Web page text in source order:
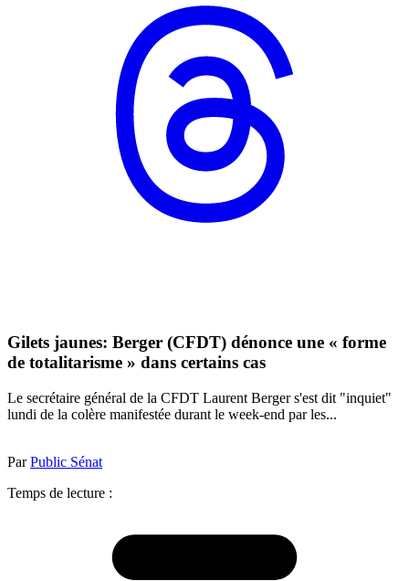
Gilets jaunes: Berger (CFDT) dénonce une « forme
de totalitarisme » dans certains cas
Le secrétaire général de la CFDT Laurent Berger s'est dit "inquiet"
lundi de la colère manifestée durant le week-end par les...
ParPublic Sénat
Temps de lecture :